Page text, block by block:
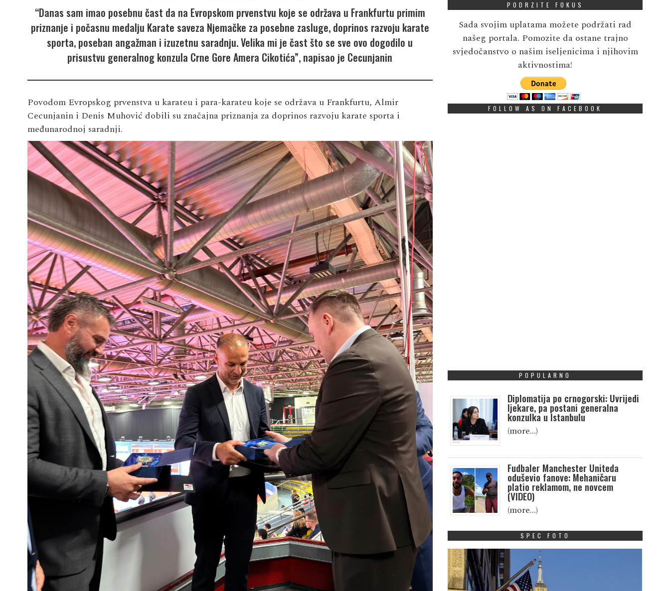
“Danas sam imao posebnu čast da na Evropskom prvenstvu koje se održava u Frankfurtu primim
priznanje i počasnu medalju Karate saveza Njemačke za posebne zasluge, doprinos razvoju karate
sporta, poseban angažman i izuzetnu saradnju. Velika mi je čast što se sve ovo dogodilo u
prisustvu generalnog konzula Crne Gore Amera Cikotića”, napisao je Cecunjanin
Povodom Evropskog prvenstva u karateu i para-karateu koje se održava u Frankfurtu, Almir
Cecunjanin i Denis Muhović dobili su značajna priznanja za doprinos razvoju karate sporta i
međunarodnoj saradnji.
PODRZITE FOKUS
Sada svojim uplatama možete podržati rad
našeg portala. Pomozite da ostane trajno
svjedočanstvo o našim iseljenicima i njihovim
aktivnostima!
FOLLOW AS ON FACEBOOK
POPULARNO
Diplomatija po crnogorski: Uvrijedi
ljekare, pa postani generalna
konzulka u Istanbulu
(more…)
Fudbaler Manchester Uniteda
oduševio fanove: Mehaničaru
platio reklamom, ne novcem
(VIDEO)
(more…)
SPEC FOTO